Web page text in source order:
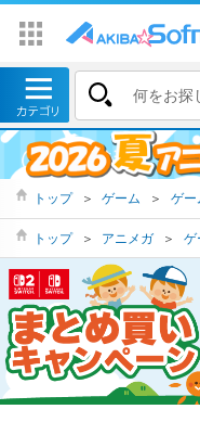
トップ ＞ ゲーム ＞ ゲー
トップ ＞ アニメガ ＞ ゲ